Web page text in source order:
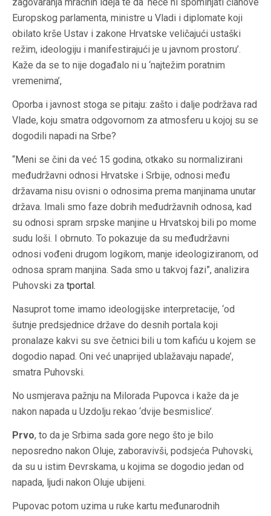
Europskog parlamenta, ministre u Vladi i diplomate koji
obilato krše Ustav i zakone Hrvatske veličajući ustaški
režim, ideologiju i manifestirajući je u javnom prostoru’.
Kaže da se to nije događalo ni u ‘najtežim poratnim
vremenima’,
Oporba i javnost stoga se pitaju: zašto i dalje podržava rad
Vlade, koju smatra odgovornom za atmosferu u kojoj su se
dogodili napadi na Srbe?
“Meni se čini da već 15 godina, otkako su normalizirani
međudržavni odnosi Hrvatske i Srbije, odnosi među
državama nisu ovisni o odnosima prema manjinama unutar
država. Imali smo faze dobrih međudržavnih odnosa, kad
su odnosi spram srpske manjine u Hrvatskoj bili po mome
sudu loši. I obrnuto. To pokazuje da su međudržavni
odnosi vođeni drugom logikom, manje ideologiziranom, od
odnosa spram manjina. Sada smo u takvoj fazi”, analizira
Puhovski za tportal.
Nasuprot tome imamo ideologijske interpretacije, ‘od
šutnje predsjednice države do desnih portala koji
pronalaze kakvi su sve četnici bili u tom kafiću u kojem se
dogodio napad. Oni već unaprijed ublažavaju napade’,
smatra Puhovski.
No usmjerava pažnju na Milorada Pupovca i kaže da je
nakon napada u Uzdolju rekao ‘dvije besmislice’.
Prvo, to da je Srbima sada gore nego što je bilo
neposredno nakon Oluje, zaboravivši, podsjeća Puhovski,
da su u istim Đevrskama, u kojima se dogodio jedan od
napada, ljudi nakon Oluje ubijeni.
Pupovac potom uzima u ruke kartu međunarodnih